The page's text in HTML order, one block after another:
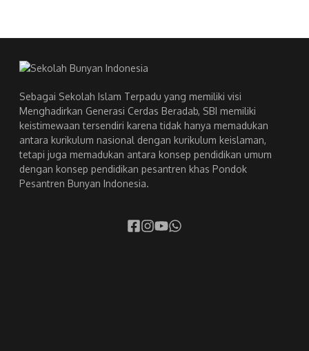
Sebagai Sekolah Islam Terpadu yang memiliki visi
Menghadirkan Generasi Cerdas Beradab, SBI memiliki
keistimewaan tersendiri karena tidak hanya memadukan
antara kurikulum nasional dengan kurikulum keislaman,
tetapi juga memadukan antara konsep pendidikan umum
dengan konsep pendidikan pesantren khas Pondok
Pesantren Bunyan Indonesia.